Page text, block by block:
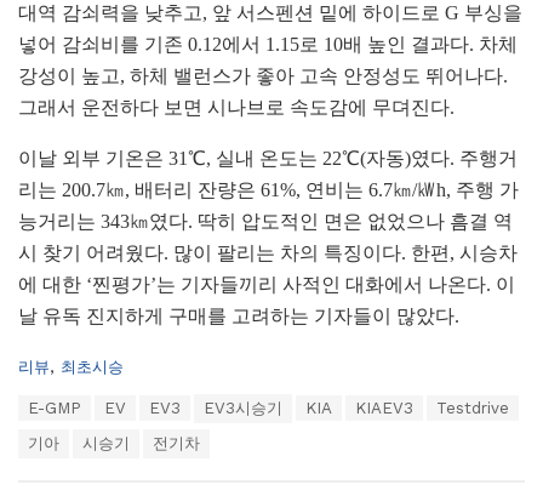
대역 감쇠력을 낮추고, 앞 서스펜션 밑에 하이드로 G 부싱을
넣어 감쇠비를 기존 0.12에서 1.15로 10배 높인 결과다. 차체
강성이 높고, 하체 밸런스가 좋아 고속 안정성도 뛰어나다.
그래서 운전하다 보면 시나브로 속도감에 무뎌진다.
이날 외부 기온은 31℃, 실내 온도는 22℃(자동)였다. 주행거
리는 200.7㎞, 배터리 잔량은 61%, 연비는 6.7㎞/㎾h, 주행 가
능거리는 343㎞였다. 딱히 압도적인 면은 없었으나 흠결 역
시 찾기 어려웠다. 많이 팔리는 차의 특징이다. 한편, 시승차
에 대한 ‘찐평가’는 기자들끼리 사적인 대화에서 나온다. 이
날 유독 진지하게 구매를 고려하는 기자들이 많았다.
C
리뷰, 최초시승
E-GMP EV EV3 EV3시승기 KIA KIAEV3
Testdrive
기아
시승기 전기차